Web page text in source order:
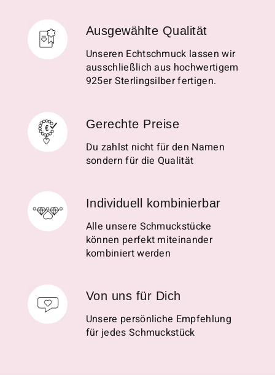
Ausgewählte Qualität
Unseren Echtschmuck lassen wir
ausschließlich aus hochwertigem
925er Sterlingsilber fertigen.
Gerechte Preise
Du zahlst nicht für den Namen
sondern für die Qualität
Individuell kombinierbar
Alle unsere Schmuckstücke
können perfekt miteinander
kombiniert werden
Von uns für Dich
Unsere persönliche Empfehlung
für jedes Schmuckstück